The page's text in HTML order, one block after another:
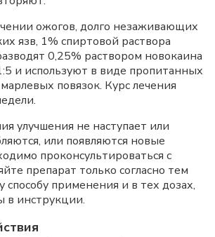
ожогов, долго незаживающих
язв, 1% спиртовой раствора
0,25% раствором новокаина
и используют в виде пропитанных
повязок. Курс лечения
улучшения не наступает или
или появляются новые
проконсультироваться с
препарат только согласно тем
способу применения и в тех дозах,
в инструкции.